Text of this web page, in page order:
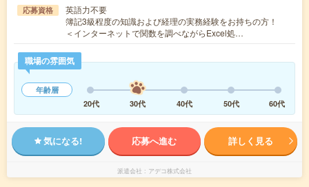
応募資格
英語力不要
簿記3級程度の知識および経理の実務経験をお持ちの方！
＜インターネットで関数を調べながらExcel処…
職場の雰囲気
年齢層
20代
30代 40代 50代 60代
気になる! 応募へ進む 詳しく見る
派遣会社 アデコ株式会社